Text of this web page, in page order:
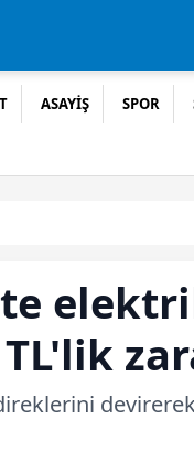
ASAYİŞ SPOR
devirerek